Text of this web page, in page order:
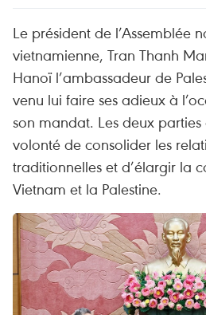
Le président de l’Assemblée
vietnamienne, Tran Thanh
Hanoï l’ambassadeur de
venu lui faire ses adieux à
son mandat. Les deux
volonté de consolider les
traditionnelles et d’élargir la
Vietnam et la Palestine.